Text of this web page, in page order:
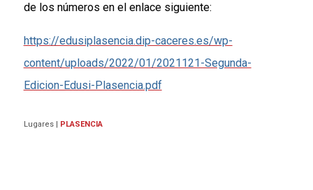
de los números en el enlace siguiente:
https://edusiplasencia.dip-caceres.es/wp-
content/uploads/2022/01/2021121-Segunda-
Edicion-Edusi-Plasencia.pdf
Lugares PLASENCIA